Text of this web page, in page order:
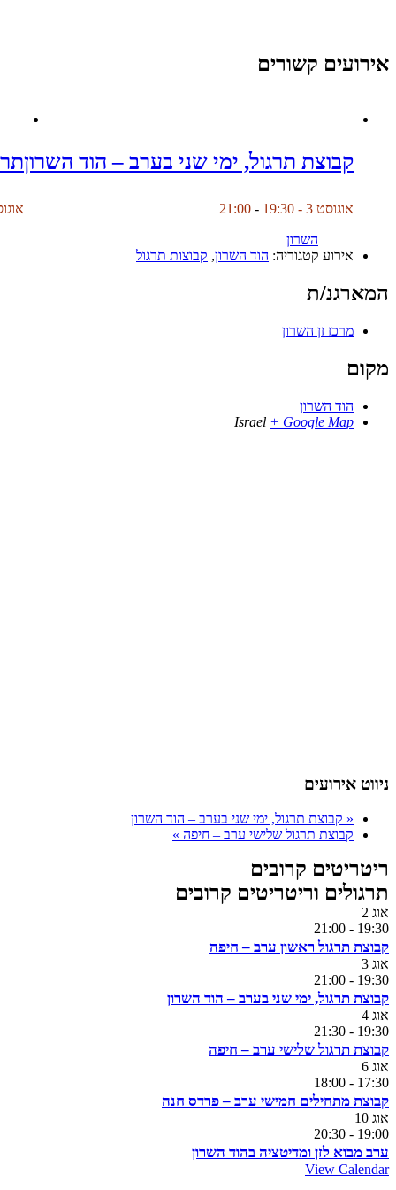
אירועים קשורים
קבוצת תרגול, ימי שני בערב – הוד השרון
אוגוסט 3 - 19:30 -
21:00 אוגוסט 4
השרון
אירוע קטגוריה: הוד השרון, קבוצות תרגול
המארגנ/ת
מרכז זן השרון
מקום
הוד השרון
Israel + Google Map
ניווט אירועים
« קבוצת תרגול, ימי שני בערב – הוד השרון
קבוצת תרגול שלישי ערב – חיפה »
ריטריטים קרובים
תרגולים וריטריטים קרובים
אוג 2
19:30
-
21:00
קבוצת תרגול ראשון ערב – חיפה
אוג 3
19:30
-
21:00
קבוצת תרגול, ימי שני בערב – הוד השרון
אוג 4
19:30
-
21:30
קבוצת תרגול שלישי ערב – חיפה
אוג 6
17:30
-
18:00
קבוצת מתחילים חמישי ערב – פרדס חנה
אוג 10
19:00
-
20:30
ערב מבוא לזן ומדיטציה בהוד השרון
View Calendar